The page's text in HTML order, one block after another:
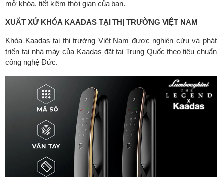
mở khóa, tiết kiệm thời gian của bạn.
XUẤT XỨ KHÓA KAADAS TẠI THỊ TRƯỜNG VIỆT NAM
Khóa Kaadas tại thị trường Việt Nam được nghiên cứu và phát
triển tại nhà máy của Kaadas đặt tại Trung Quốc theo tiêu chuẩn
công nghệ Đức.